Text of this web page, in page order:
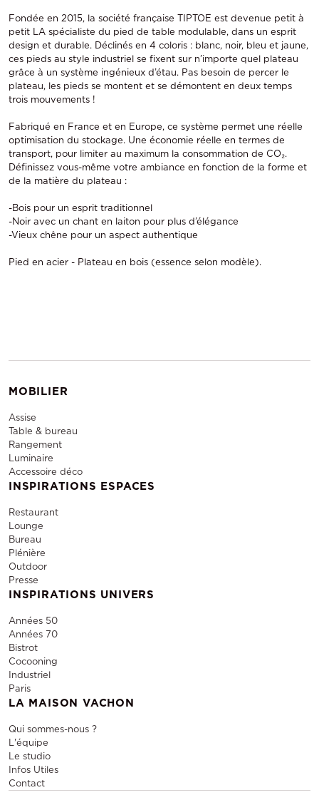
Fondée en 2015, la société française TIPTOE est devenue petit à
petit LA spécialiste du pied de table modulable, dans un esprit
design et durable. Déclinés en 4 coloris : blanc, noir, bleu et jaune,
ces pieds au style industriel se fixent sur n’importe quel plateau
grâce à un système ingénieux d’étau. Pas besoin de percer le
plateau, les pieds se montent et se démontent en deux temps
trois mouvements !
Fabriqué en France et en Europe, ce système permet une réelle
optimisation du stockage. Une économie réelle en termes de
transport, pour limiter au maximum la consommation de CO₂.
Définissez vous-même votre ambiance en fonction de la forme et
de la matière du plateau :
-Bois pour un esprit traditionnel
-Noir avec un chant en laiton pour plus d’élégance
-Vieux chêne pour un aspect authentique
Pied en acier - Plateau en bois (essence selon modèle).
MOBILIER
Assise
Table & bureau
Rangement
Luminaire
Accessoire déco
INSPIRATIONS ESPACES
Restaurant
Lounge
Bureau
Plénière
Outdoor
Presse
INSPIRATIONS UNIVERS
Années 50
Années 70
Bistrot
Cocooning
Industriel
Paris
LA MAISON VACHON
Qui sommes-nous ?
L'équipe
Le studio
Infos Utiles
Contact